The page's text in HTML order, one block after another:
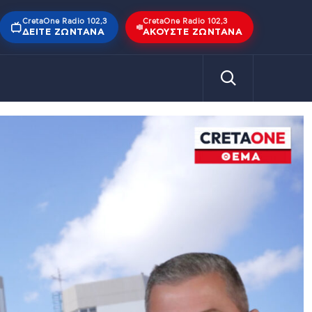
CretaOne Radio 102,3
ΔΕΊΤΕ ΖΩΝΤΑΝΆ
CretaOne Radio 102,3
ΑΚΟΎΣΤΕ ΖΩΝΤΑΝΆ